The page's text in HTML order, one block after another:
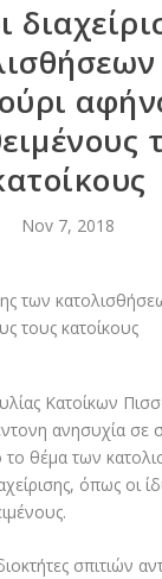
Nov 7, 2018
Κατοίκων
ανησυχία σε
το θέμα των
όπως οι
σπιτιών